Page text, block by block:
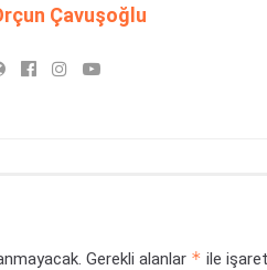
Çavuşoğlu
Gerekli alanlar * ile